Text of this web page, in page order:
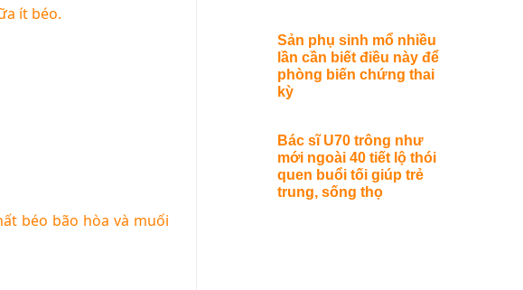
ít béo.
béo bão hòa và muối
Sản phụ sinh mổ nhiều
lần cần biết điều này để
phòng biến chứng thai
kỳ
Bác sĩ U70 trông như
mới ngoài 40 tiết lộ thói
quen buổi tối giúp trẻ
trung, sống thọ